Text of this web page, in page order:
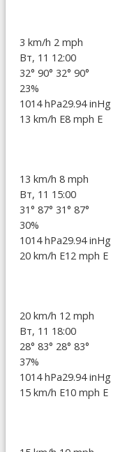
3 km/h 2 mph
Вт, 11 12:00
32° 90° 32° 90°
23%
1014 hPa29.94 inHg
13 km/h E8 mph E
13 km/h 8 mph
Вт, 11 15:00
31° 87° 31° 87°
30%
1014 hPa29.94 inHg
20 km/h E12 mph E
20 km/h 12 mph
Вт, 11 18:00
28° 83° 28° 83°
37%
1014 hPa29.94 inHg
15 km/h E10 mph E